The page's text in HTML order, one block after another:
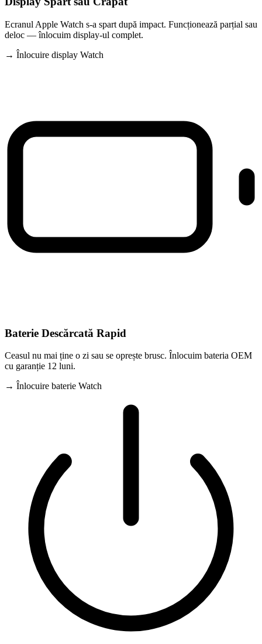
Ecranul Apple Watch s-a spart după impact. Funcționează parțial sau
deloc — înlocuim display-ul complet.
→ Înlocuire display Watch
Baterie Descărcată Rapid
Ceasul nu mai ține o zi sau se oprește brusc. Înlocuim bateria OEM
cu garanție 12 luni.
→ Înlocuire baterie Watch